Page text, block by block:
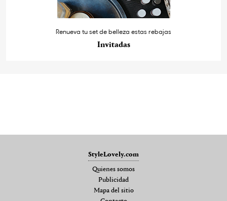
Renueva tu set de belleza estas rebajas
Invitadas
StyleLovely.com
Quienes somos
Publicidad
Mapa del sitio